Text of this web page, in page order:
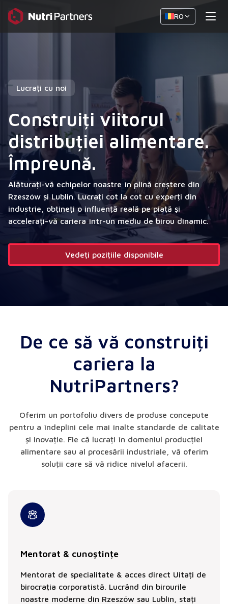
RO
Lucrați cu noi
Construiți viitorul
distribuției alimentare.
Împreună.
Alăturați-vă echipelor noastre în plină creștere din
Rzeszów și Lublin. Lucrați cot la cot cu experți din
industrie, obțineți o influență reală pe piață și
accelerați-vă cariera într-un mediu de birou dinamic.
Vedeți pozițiile disponibile
De ce să vă construiți
cariera la
NutriPartners?
Oferim un portofoliu divers de produse concepute
pentru a îndeplini cele mai înalte standarde de calitate
și inovație. Fie că lucrați în domeniul producției
alimentare sau al procesării industriale, vă oferim
soluții care să vă ridice nivelul afacerii.
Mentorat & cunoștințe
Mentorat de specialitate & acces direct Uitați de
birocrația corporatistă. Lucrând din birourile
noastre moderne din Rzeszów sau Lublin, stați